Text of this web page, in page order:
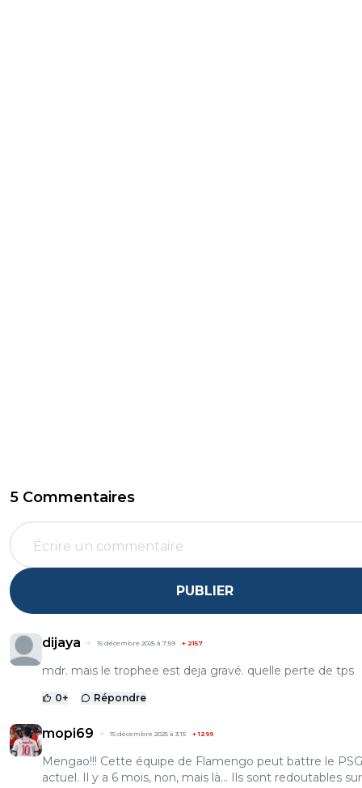
5 Commentaires
PUBLIER
dijaya 15 décembre 2025 à 7:59 + 2157
mdr. mais le trophee est deja gravé. quelle perte de tps
0+ Répondre
mopi69 15 décembre 2025 à 3:15 +1299
Mengao!!! Cette équipe de Flamengo peut battre le PSG
actuel. Il y a 6 mois, non, mais là... Ils sont redoutables